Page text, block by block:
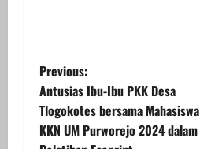
P
o
Previous:
Antusias Ibu-Ibu PKK Desa
Tlogokotes bersama Mahasiswa
KKN UM Purworejo 2024 dalam